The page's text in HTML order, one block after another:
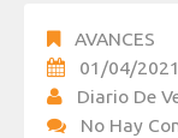
AVANCES
01/04/2021
Diario De
No Hay